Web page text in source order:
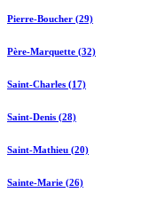
Pierre-Boucher (29)
Père-Marquette (32)
Saint-Charles (17)
Saint-Denis (28)
Saint-Mathieu (20)
Sainte-Marie (26)